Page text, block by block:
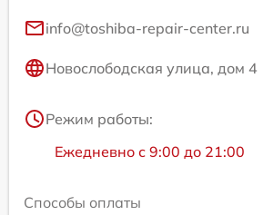
info@toshiba-repair-center.ru
Новослободская улица, дом 4
Режим работы:
Ежедневно с 9:00 до 21:00
Способы оплаты